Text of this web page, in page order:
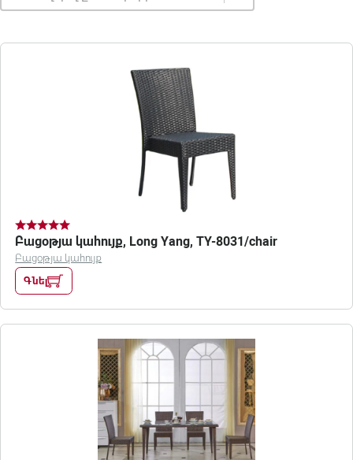
Բացօթյա կահույք, Long Yang, TY-8031/chair
Բացօթյա կահույք
Գնել